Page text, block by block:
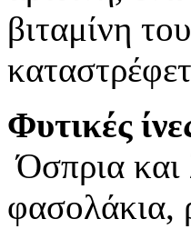
βιταμίνη
Φυτικές
Όσπρια
φασολάκια,